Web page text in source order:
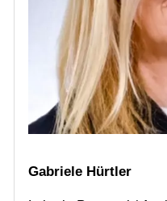
Gabriele Hürtler